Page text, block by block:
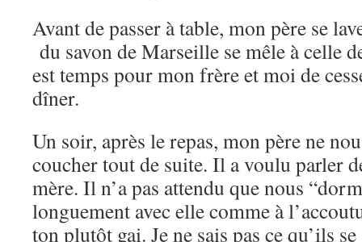
Avant de passer à table, mon père se
du savon de Marseille se mêle à celle
est temps pour mon frère et moi de
dîner.
Un soir, après le repas, mon père ne
coucher tout de suite. Il a voulu parler
mère. Il n’a pas attendu que nous
longuement avec elle comme à
ton plutôt gai. Je ne sais pas ce qu’ils